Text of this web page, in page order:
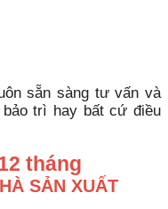
sẵn sàng tư vấn và
trì hay bất cứ điều
tháng
SẢN XUẤT